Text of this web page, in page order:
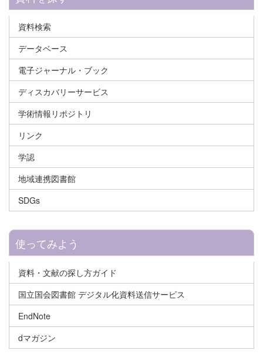
資料検索
データベース
電子ジャーナル・ブック
ディスカバリーサービス
学術情報リポジトリ
リンク
学認
地域連携図書館
SDGs
使ってみよう
資料・文献の探し方ガイド
国立国会図書館 デジタル化資料送信サービス
EndNote
dマガジン